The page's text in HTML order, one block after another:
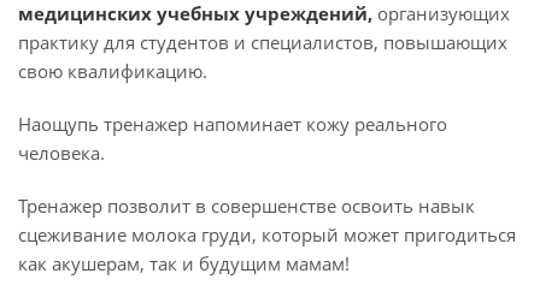
медицинских учебных учреждений, организующих
практику для студентов и специалистов, повышающих
свою квалификацию.
Наощупь тренажер напоминает кожу реального
человека.
Тренажер позволит в совершенстве освоить навык
сцеживание молока груди, который может пригодиться
как акушерам, так и будущим мамам!